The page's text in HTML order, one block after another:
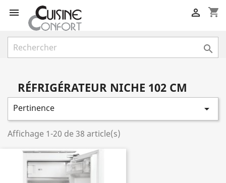
 shopping_cart


RÉFRIGÉRATEUR NICHE 102 CM
Pertinence 
Affichage 1-20 de 38 article(s)